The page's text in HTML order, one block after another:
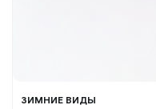
ЗИМНИЕ ВИДЫ